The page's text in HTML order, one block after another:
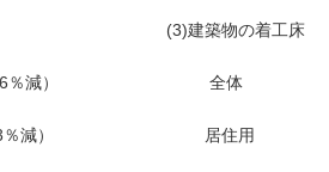
面積 (3)建築物の着工床
（23.6％減） 全体
増）
（13.3％減） 居住用
）